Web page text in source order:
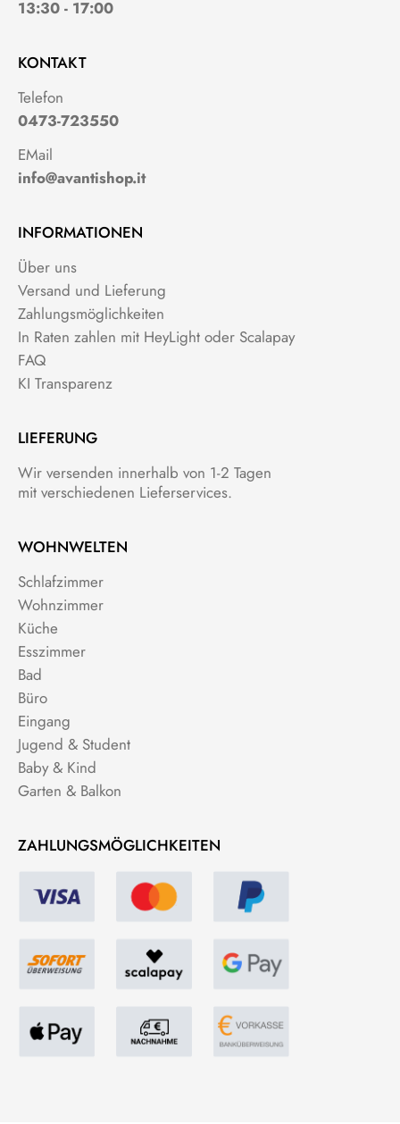
13:30 - 17:00
KONTAKT
Telefon
0473-723550
EMail
info@avantishop.it
INFORMATIONEN
Über uns
Versand und Lieferung
Zahlungsmöglichkeiten
In Raten zahlen mit HeyLight oder Scalapay
FAQ
KI Transparenz
LIEFERUNG
Wir versenden innerhalb von 1-2 Tagen
mit verschiedenen Lieferservices.
WOHNWELTEN
Schlafzimmer
Wohnzimmer
Küche
Esszimmer
Bad
Büro
Eingang
Jugend & Student
Baby & Kind
Garten & Balkon
ZAHLUNGSMÖGLICHKEITEN